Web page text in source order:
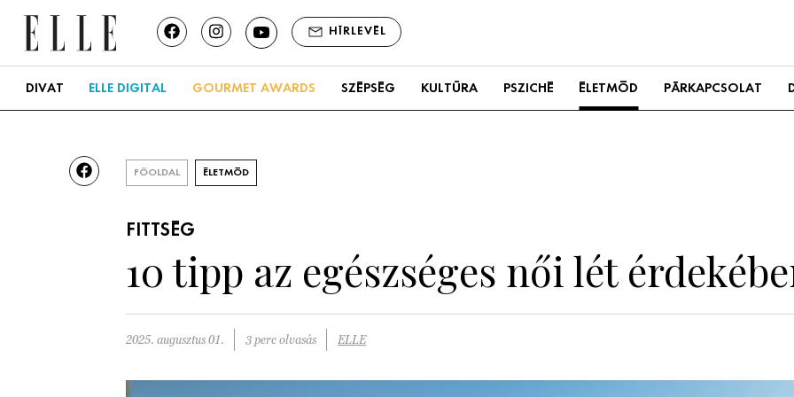
HÍRLEVÉL
DIVAT ELLE DIGITAL GOURMET AWARDS SZÉPSÉG KULTÚRA PSZICHÉ ÉLETMÓD PÁRKAPCSOLAT
FŐOLDAL ÉLETMÓD
FITTSÉG
10 tipp az egészséges női lét
2025. augusztus 01. 3 perc olvasás ELLE